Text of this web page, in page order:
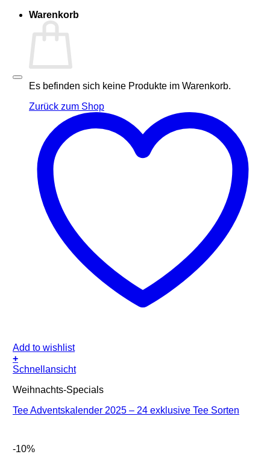
Warenkorb
Es befinden sich keine Produkte im Warenkorb.
Zurück zum Shop
Add to wishlist
+
Schnellansicht
Weihnachts-Specials
Tee Adventskalender 2025 – 24 exklusive Tee Sorten
-10%